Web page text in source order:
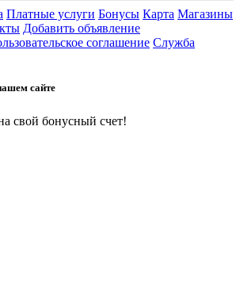
Платные услуги Бонусы Карта Магазины
Добавить объявление
соглашение Служба
сайте
свой бонусный счет!